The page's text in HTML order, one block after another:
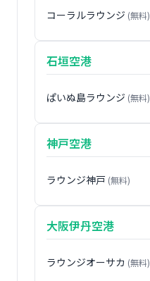
コーラルラウンジ (無料)
石垣空港
ぱいぬ島ラウンジ (無料)
神戸空港
ラウンジ神戸 (無料)
大阪伊丹空港
ラウンジオーサカ (無料)